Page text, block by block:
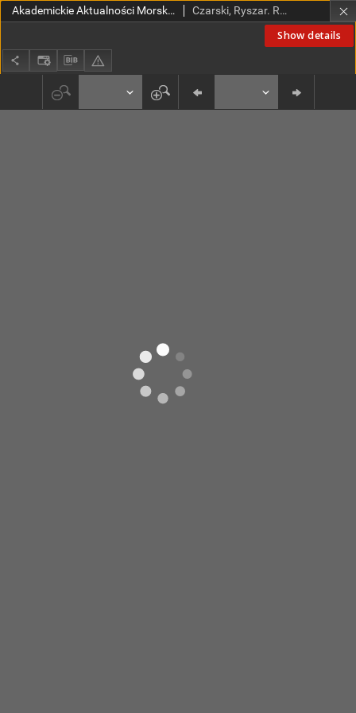
Show details
Akademickie Aktualności Morskie : Dwumiesięcznik Wyższej Szkoły Morskiej w Szczecinie. 1999, nr 9 maj-czerwiec 1999 Czarski, Ryszar. Red